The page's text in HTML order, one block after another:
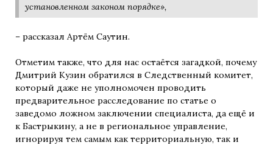
установленном законом порядке»,
– рассказал Артём Саутин.
Отметим также, что для нас остаётся загадкой, почему
Дмитрий Кузин обратился в Следственный комитет,
который даже не уполномочен проводить
предварительное расследование по статье о
заведомо ложном заключении специалиста, да ещё и
к Бастрыкину, а не в региональное управление,
игнорируя тем самым как территориальную, так и